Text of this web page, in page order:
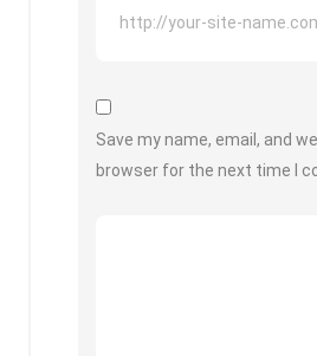
Save my name, email, and
browser for the next time I